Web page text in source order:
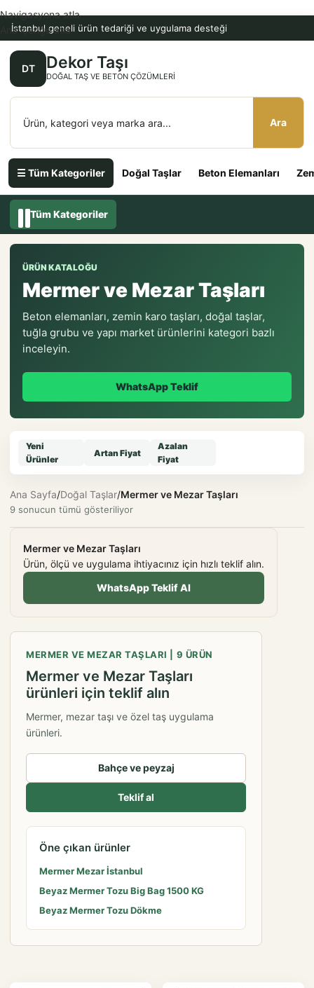
İstanbul geneli ürün tedariği ve uygulama desteği
DT Dekor Taşı
DOĞAL TAŞ VE BETON ÇÖZÜMLERI
Ara
☰ Tüm Kategoriler Doğal Taşlar Beton Elemanları
Navigasyona atla
Ana içeriğe atla
Tüm Kategoriler
ÜRÜN KATALOĞU
Mermer ve Mezar Taşları
Beton elemanları, zemin karo taşları, doğal taşlar,
tuğla grubu ve yapı market ürünlerini kategori bazlı
inceleyin.
WhatsApp Teklif
Yeni
Ürünler
Artan Fiyat
Azalan
Fiyat
Ana Sayfa/Doğal Taşlar/Mermer ve Mezar Taşları
9 sonucun tümü gösteriliyor
Mermer ve Mezar Taşları
Ürün, ölçü ve uygulama ihtiyacınız için hızlı teklif alın.
WhatsApp Teklif Al
MERMER VE MEZAR TAŞLARI | 9 ÜRÜN
Mermer ve Mezar Taşları
ürünleri için teklif alın
Mermer, mezar taşı ve özel taş uygulama
ürünleri.
Bahçe ve peyzaj
Teklif al
Öne çıkan ürünler
Mermer Mezar İstanbul
Beyaz Mermer Tozu Big Bag 1500 KG
Beyaz Mermer Tozu Dökme